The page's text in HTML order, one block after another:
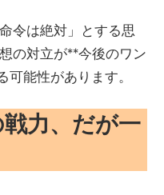
令は絶対」とする思
の対立が**今後のワン
可能性があります。
力、だが一